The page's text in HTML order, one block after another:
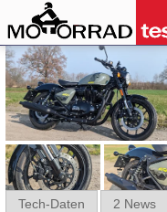
Tech-Daten 2 News